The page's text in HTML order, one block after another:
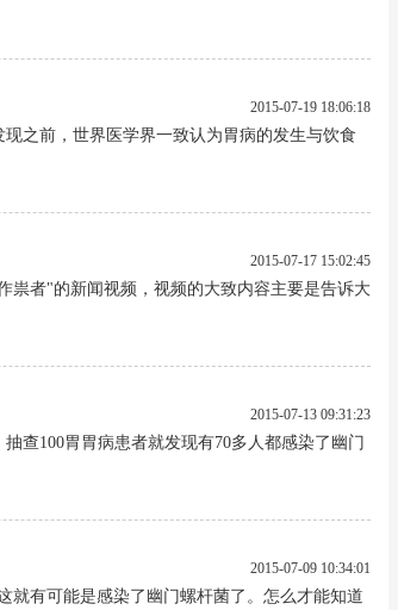
2015-07-19 18:06:18
之前，世界医学界一致认为胃病的发生与饮食
2015-07-17 15:02:45
祟者"的新闻视频，视频的大致内容主要是告诉大
2015-07-13 09:31:23
查100胃胃病患者就发现有70多人都感染了幽门
2015-07-09 10:34:01
就有可能是感染了幽门螺杆菌了。怎么才能知道